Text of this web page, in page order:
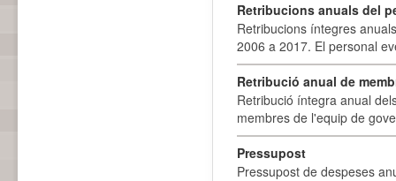
Retribucions anuals del
Retribucions íntegres
2006 a 2017. El personal
Retribució anual de
Retribució íntegra anual
membres de l'equip de
Pressupost
Pressupost de despeses